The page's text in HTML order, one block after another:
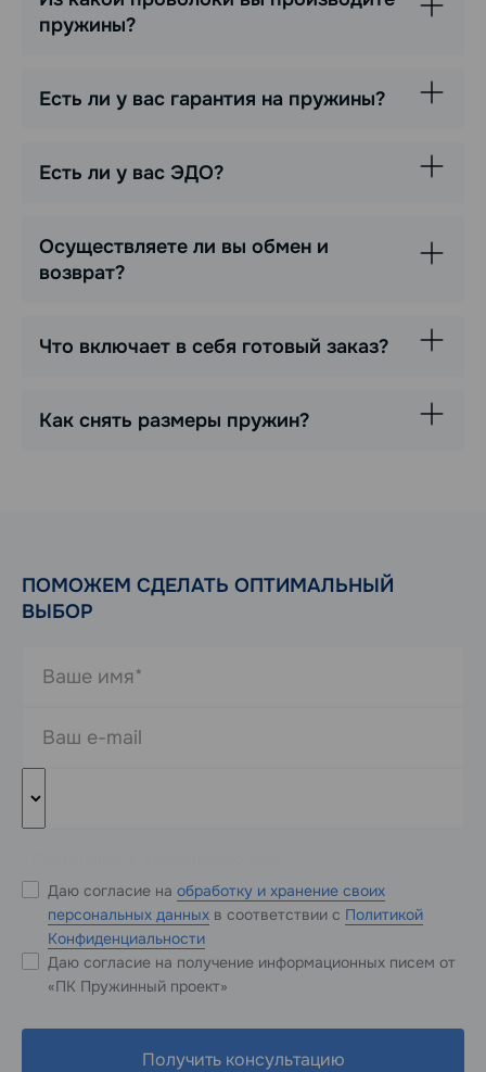
пружины?
Есть ли у вас гарантия на пружины?
Есть ли у вас ЭДО?
Осуществляете ли вы обмен и
возврат?
Что включает в себя готовый заказ?
Как снять размеры пружин?
ПОМОЖЕМ СДЕЛАТЬ ОПТИМАЛЬНЫЙ
ВЫБОР
Даю согласие на обработку и хранение своих
персональных данных в соответствии с Политикой
Конфиденциальности
Даю согласие на получение информационных писем от
«ПК Пружинный проект»
Получить консультацию